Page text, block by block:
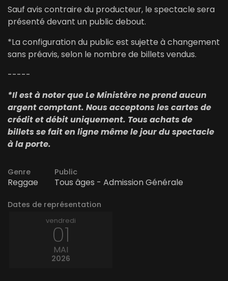
Sauf avis contraire du producteur, le spectacle sera
présenté devant un public debout.
*La configuration du public est sujette à changement
sans préavis, selon le nombre de billets vendus.
-----
*Il est à noter que Le Ministère ne prend aucun
argent comptant. Nous acceptons les cartes de
crédit et débit uniquement. Tous achats de
billets se fait en ligne même le jour du spectacle
à la porte.
Genre
Reggae
Public
Tous âges - Admission Générale
Dates de représentation
vendredi
01
MAI
2026